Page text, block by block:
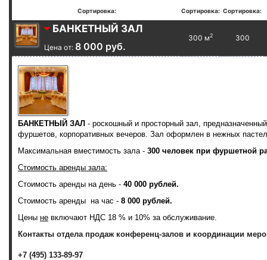
Сортировка: Сортировка: Сортировка:
БАНКЕТНЫЙ ЗАЛ
Цена от: 8 000 руб.
300 м2 300
БАНКЕТНЫЙ ЗАЛ - роскошный и просторный зал,
фуршетов, корпоративных вечеров. Зал оформлен в нежных
Максимальная вместимость зала - 300 человек при фуршетной
Стоимость аренды зала:
Стоимость аренды на день - 40 000 рублей.
Стоимость аренды на час - 8 000 рублей.
Цены не включают НДС 18 % и 10% за обслуживание.
Контакты отдела продаж конференц-залов и координации
+7 (495) 133-89-97